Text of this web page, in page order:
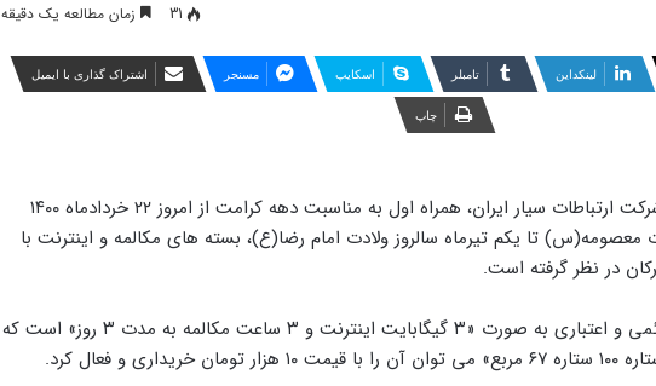
31 زمان مطالعه یک دقیقه
لینکداین تامبلر اسکایپ مسنجر اشتراک گذاری با ایمیل
چاپ
به گزارش اداره کل ارتباطات شرکت ارتباطات سیار ایران، همراه اول به مناسبت دهه کرامت از امروز ۲۲ خردادماه ۱۴۰۰
تا یکم تیرماه سالروز ولادت امام رضا(ع)، بسته های مکالمه و اینترنت با
در نظر گرفته است.
ترکیب بسته ویژه مشترکان دائمی و اعتباری به صورت «۳ گیگابایت اینترنت و ۳ ساعت مکالمه به مدت ۳ روز» است که
و فعال کرد.